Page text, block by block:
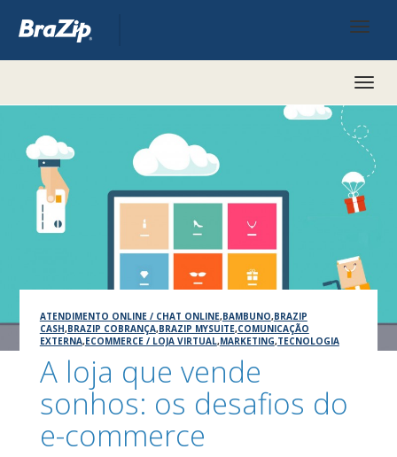
ATENDIMENTO ONLINE / CHAT ONLINE,BAMBUNO,BRAZIP
CASH,BRAZIP COBRANÇA,BRAZIP MYSUITE,COMUNICAÇÃO
EXTERNA,ECOMMERCE / LOJA VIRTUAL,MARKETING,TECNOLOGIA
A loja que vende
sonhos: os desafios do
e-commerce